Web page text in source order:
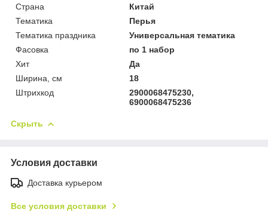
Страна
Китай
Тематика
Перья
Тематика праздника
Универсальная тематика
Фасовка
по 1 набор
Хит
Да
Ширина, см
18
Штрихкод
2900068475230,
6900068475236
Скрыть
Условия доставки
Доставка курьером
Все условия доставки